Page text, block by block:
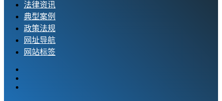
法律资讯
典型案例
政策法规
网址导航
网站标签